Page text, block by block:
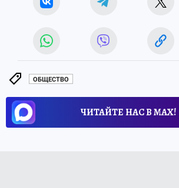
ОБЩЕСТВО
ЧИТАЙТЕ НАС В МАХ!